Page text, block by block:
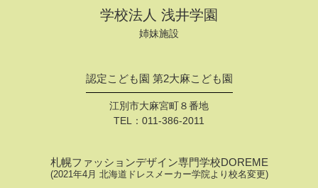
学校法人 浅井学園
姉妹施設
認定こども園 第2大麻こども園
江別市大麻宮町８番地
TEL： 011-386-2011
札幌ファッションデザイン専門学校DOREME
(2021年4月 北海道ドレスメーカー学院より校名変更)